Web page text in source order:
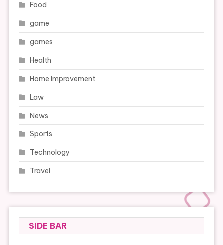
Food
game
games
Health
Home Improvement
Law
News
Sports
Technology
Travel
SIDE BAR